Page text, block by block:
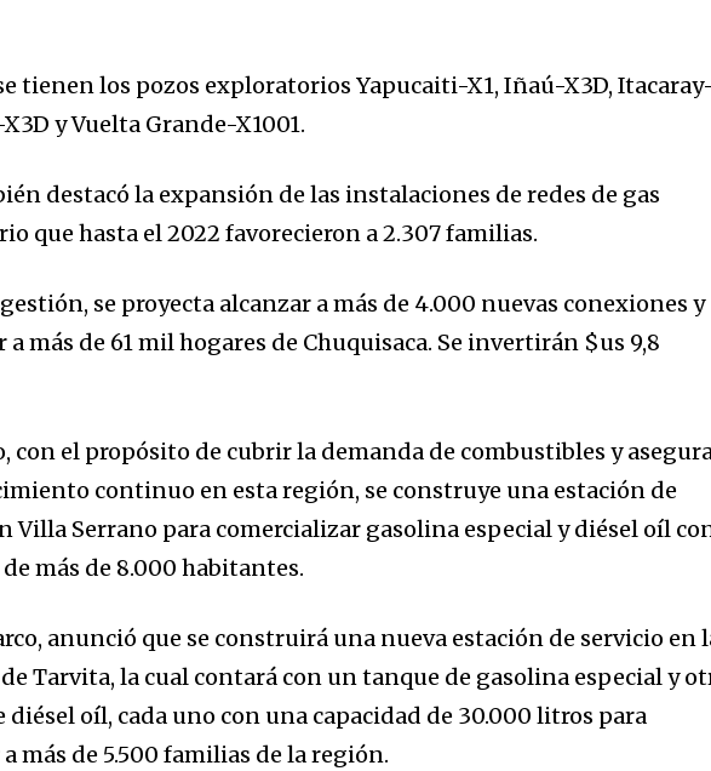
tienen los pozos exploratorios Yapucaiti-X1, Iñaú-X3D,
y Vuelta Grande-X1001.
destacó la expansión de las instalaciones de redes de gas
que hasta el 2022 favorecieron a 2.307 familias.
se proyecta alcanzar a más de 4.000 nuevas conexiones y
más de 61 mil hogares de Chuquisaca. Se invertirán $us 9,8
con el propósito de cubrir la demanda de combustibles y
continuo en esta región, se construye una estación de
Villa Serrano para comercializar gasolina especial y diésel oíl
más de 8.000 habitantes.
anunció que se construirá una nueva estación de servicio en
Tarvita, la cual contará con un tanque de gasolina especial y
diésel oíl, cada uno con una capacidad de 30.000 litros para
más de 5.500 familias de la región.